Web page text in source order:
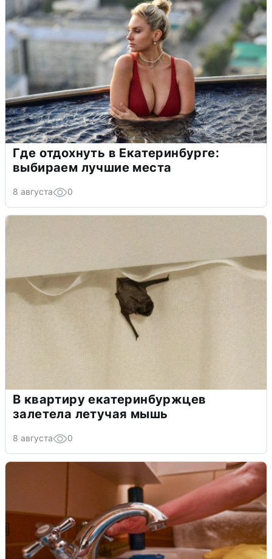
Где отдохнуть в Екатеринбурге:
выбираем лучшие места
8 августа 0
В квартиру екатеринбуржцев
залетела летучая мышь
8 августа 0